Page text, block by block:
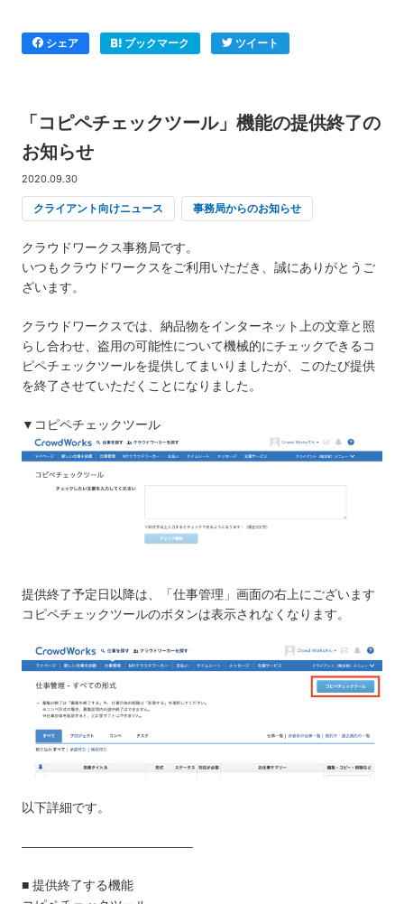
シェア ブックマーク ツイート
「コピペチェックツール」機能の提供終了の
お知らせ
2020.09.30
クライアント向けニュース 事務局からのお知らせ
クラウドワークス事務局です。
いつもクラウドワークスをご利用いただき、誠にありがとうご
ざいます。
クラウドワークスでは、納品物をインターネット上の文章と照
らし合わせ、盗用の可能性について機械的にチェックできるコ
ピペチェックツールを提供してまいりましたが、このたび提供
を終了させていただくことになりました。
▼コピペチェックツール
提供終了予定日以降は、「仕事管理」画面の右上にございます
コピペチェックツールのボタンは表示されなくなります。
以下詳細です。
—————————————–
■ 提供終了する機能